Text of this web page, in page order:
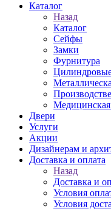
Каталог
Назад
Каталог
Сейфы
Замки
Фурнитура
Медицинская
Двери
Услуги
Акции
Дизайнерам и
Доставка и оплата
Назад
Доставка и
Условия
Условия